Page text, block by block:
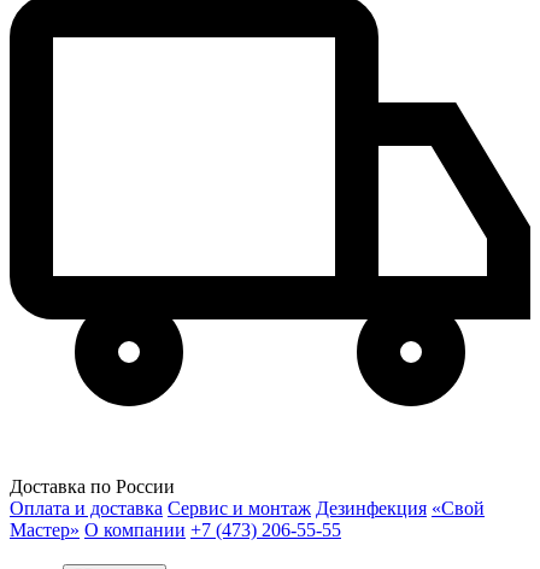
Доставка по России
Оплата и доставка Сервис и монтаж Дезинфекция «Свой
Мастер» О компании +7 (473) 206-55-55